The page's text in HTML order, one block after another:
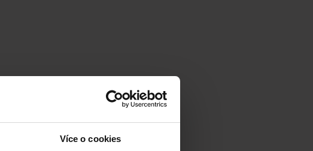
Více o cookies